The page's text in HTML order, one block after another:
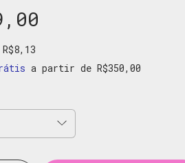
R$8,13
a partir de R$350,00